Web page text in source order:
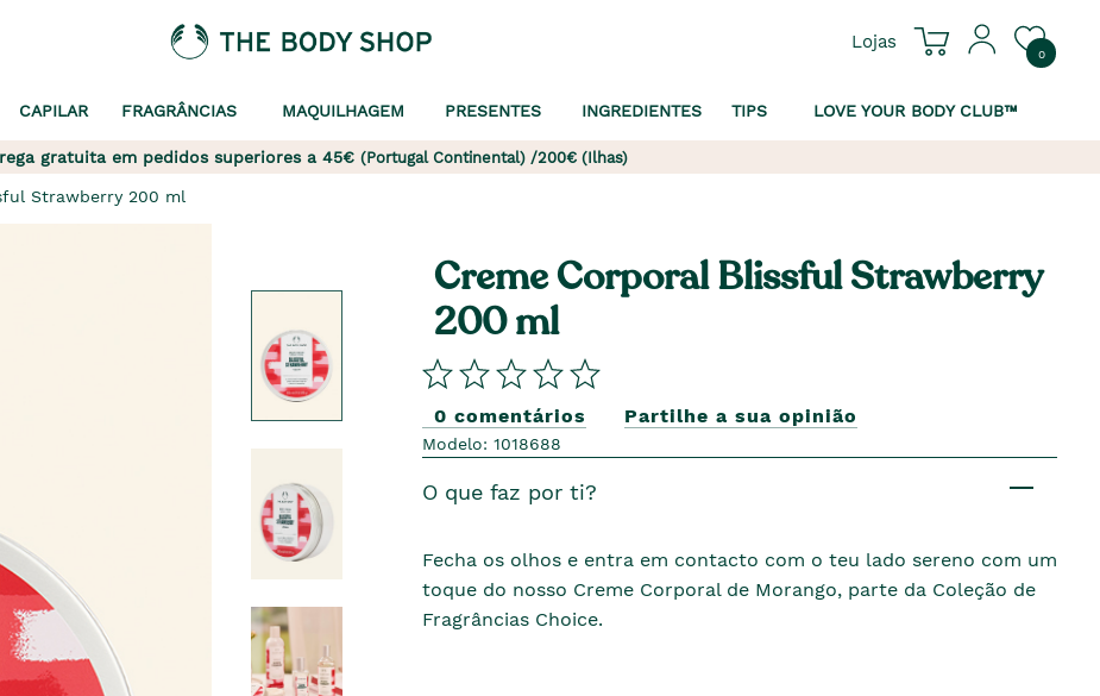
Lojas
0
CAPILAR FRAGRÂNCIAS MAQUILHAGEM PRESENTES INGREDIENTES TIPS LOVE YOUR BODY CLUB™
gratuita em pedidos superiores a 45€ (Portugal Continental) /200€ (Ilhas)
Strawberry 200 ml
Creme Corporal Blissful Strawberry
200 ml
0 comentários Partilhe a sua opinião
Modelo: 1018688
O que faz por ti?
Fecha os olhos e entra em contacto com o teu lado sereno com um
toque do nosso Creme Corporal de Morango, parte da Coleção de
Fragrâncias Choice.